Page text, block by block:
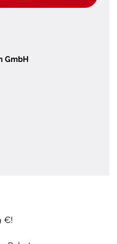
GmbH
€!